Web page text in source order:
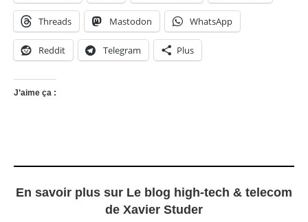
Threads Mastodon WhatsApp
Reddit Telegram Plus
J’aime ça :
En savoir plus sur Le blog high-tech & telecom
de Xavier Studer